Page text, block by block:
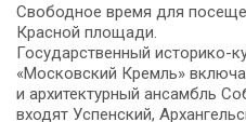
Свободное время для
Красной площади.
Государственный историко-
«Московский Кремль»
и архитектурный ансамбль
входят Успенский,